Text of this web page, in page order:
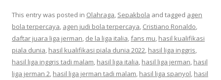
This entry was posted in Olahraga, Sepakbola and tagged agen
bola terpercaya, agen judi bola terpercaya, Cristiano Ronaldo,
daftar juara liga jerman, de la liga italia,fans mu, hasil kualifikasi
piala dunia, hasil kualifikasi piala dunia 2022, hasil liga inggris,
hasil liga inggris tadi malam, hasil liga italia, hasil liga jerman, hasil
liga jerman 2, hasil liga jerman tadi malam, hasil liga spanyol, hasil